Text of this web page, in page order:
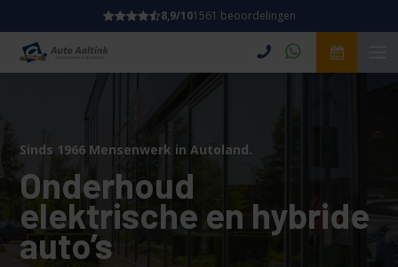
8,9/101561 beoordelingen
Sinds 1966 Mensenwerk in Autoland.
Onderhoud
elektrische en hybride
auto’s